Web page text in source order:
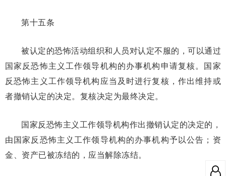
第十五条
被认定的恐怖活动组织和人员对认定不服的，可以通过
国家反恐怖主义工作领导机构的办事机构申请复核。国家
反恐怖主义工作领导机构应当及时进行复核，作出维持或
者撤销认定的决定。复核决定为最终决定。
国家反恐怖主义工作领导机构作出撤销认定的决定的，
由国家反恐怖主义工作领导机构的办事机构予以公告；资
金、资产已被冻结的，应当解除冻结。